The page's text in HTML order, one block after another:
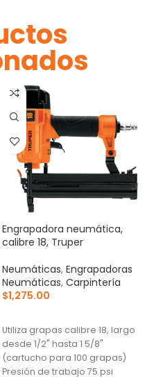
Engrapadora neumática,
calibre 18, Truper
Neumáticas, Engrapadoras
Neumáticas, Carpintería
$1,275.00
Utiliza grapas calibre 18, largo
desde 1/2" hasta 1 5/8"
(cartucho para 100 grapas)
Presión de trabajo 75 psi